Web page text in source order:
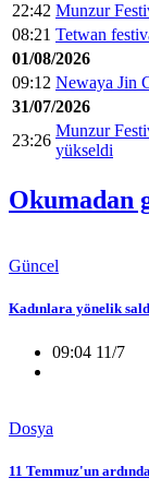
22:42 Munzur
08:21 Tetwan
01/08/2026
09:12 Newaya Jin
31/07/2026
23:26
Munzur
yükseldi
Okumadan
Güncel
Kadınlara yönelik
09:04 11/7
Dosya
11 Temmuz'un